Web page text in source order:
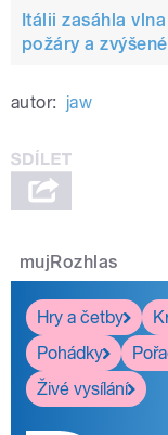
Itálii zasáhla
požáry a
autor: jaw
mujRozhlas
Hry a četby
Pohádky
Živé vysílání